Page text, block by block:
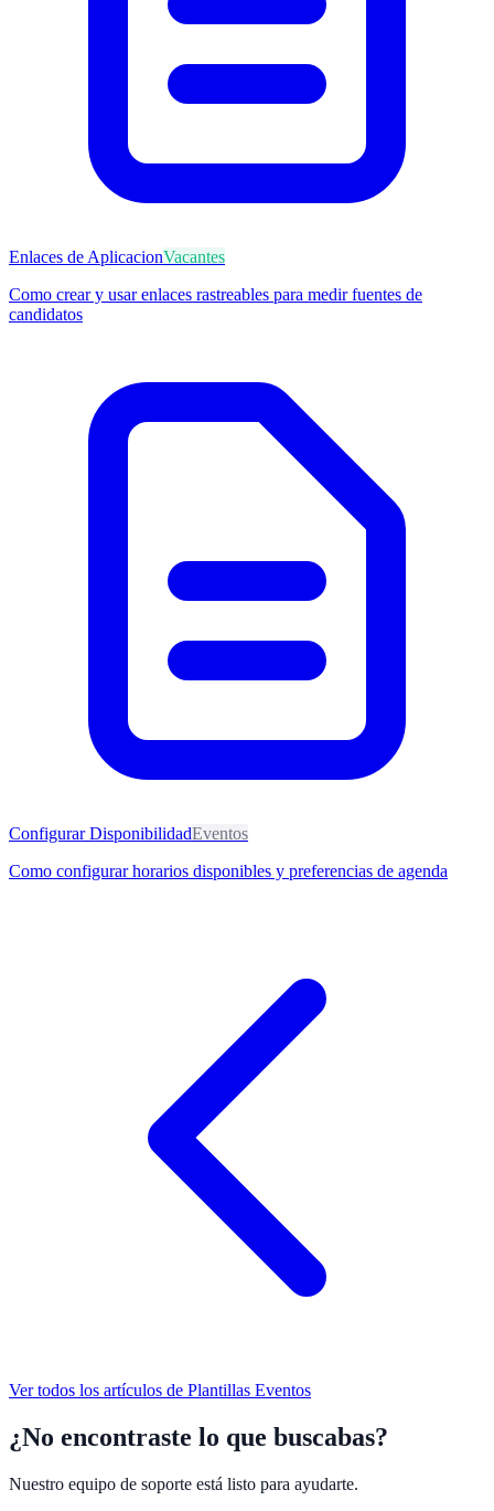
Enlaces de AplicacionVacantes
Como crear y usar enlaces rastreables para medir fuentes de
candidatos
Configurar DisponibilidadEventos
Como configurar horarios disponibles y preferencias de agenda
Ver todos los artículos de Plantillas Eventos
¿No encontraste lo que buscabas?
Nuestro equipo de soporte está listo para ayudarte.